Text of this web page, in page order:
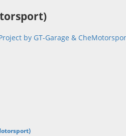
by GT-Garage &